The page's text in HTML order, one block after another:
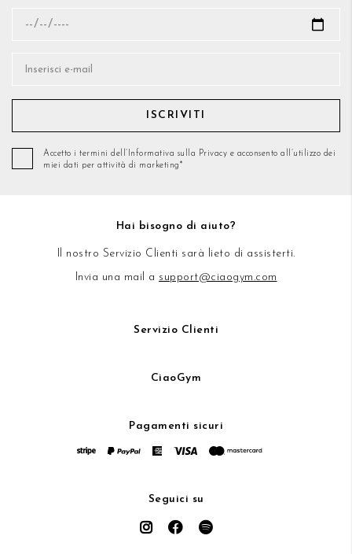
ISCRIVITI
Accetto i termini dell’Informativa sulla Privacy e acconsento all’utilizzo dei
miei dati per attività di marketing*
Hai bisogno di aiuto?
Il nostro Servizio Clienti sarà lieto di assisterti.
Invia una mail a support@ciaogym.com
Servizio Clienti
CiaoGym
Pagamenti sicuri
Seguici su